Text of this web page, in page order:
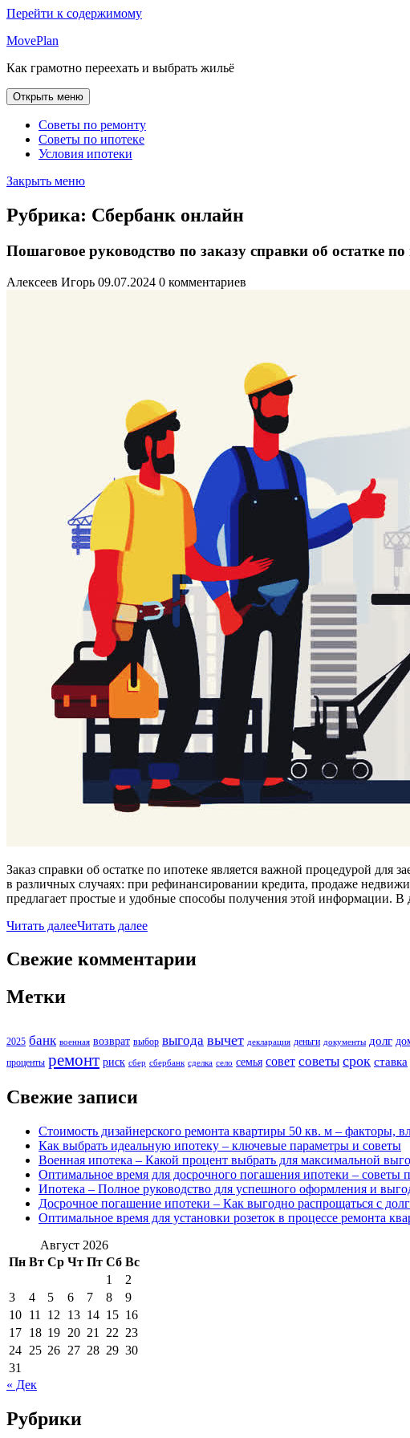
Перейти к содержимому
MovePlan
Как грамотно переехать и выбрать жильё
Открыть меню
Советы по ремонту
Советы по ипотеке
Условия ипотеки
Закрыть меню
Рубрика: Сбербанк онлайн
Пошаговое руководство по заказу справки об остатке
Алексеев Игорь 09.07.2024 0 комментариев
Заказ справки об остатке по ипотеке является важной процедурой
в различных случаях: при рефинансировании кредита, продаже
предлагает простые и удобные способы получения этой информации.
Читать далееЧитать далее
Свежие комментарии
Метки
2025 банк военная возврат выбор выгода вычет декларация деньги документы долг
проценты ремонт риск сбер сбербанк сделка село семья совет советы срок ставка
Свежие записи
Стоимость дизайнерского ремонта квартиры 50 кв. м – факторы,
Как выбрать идеальную ипотеку – ключевые параметры и советы
Военная ипотека – Какой процент выбрать для максимальной
Оптимальное время для досрочного погашения ипотеки – советы
Ипотека – Полное руководство для успешного оформления и
Досрочное погашение ипотеки – Как выгодно распрощаться с
Оптимальное время для установки розеток в процессе ремонта
Август 2026
Пн Вт Ср Чт Пт Сб Вс
1
2
3
4 5 6 7 8
9
10 11 12 13 14 15 16
17 18 19 20 21 22 23
24 25 26 27 28 29 30
31
« Дек
Рубрики